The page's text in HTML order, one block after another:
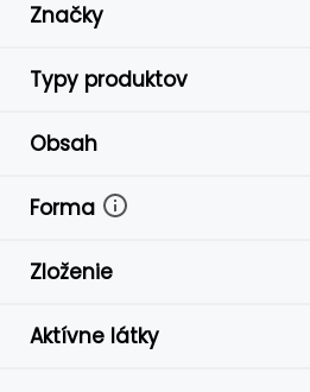
Značky
Typy produktov
Obsah
Forma
Zloženie
Aktívne látky